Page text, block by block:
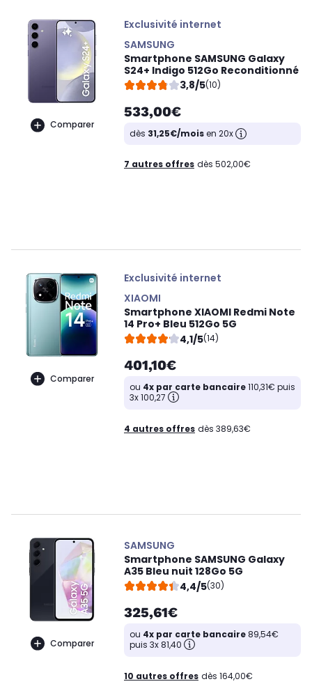
Comparer
Exclusivité internet
SAMSUNG
Smartphone SAMSUNG Galaxy
S24+ Indigo 512Go Reconditionné
3,8/5(10)
533,00€
dès 31,25€/moisen 20x
7 autres offres dès 502,00€
Comparer
Exclusivité internet
XIAOMI
Smartphone XIAOMI Redmi Note
14 Pro+ Bleu 512Go 5G
4,1/5(14)
401,10€
ou 4x par carte bancaire110,31€ puis
3x 100,27
4 autres offres dès 389,63€
Comparer
SAMSUNG
Smartphone SAMSUNG Galaxy
A35 Bleu nuit 128Go 5G
4,4/5(30)
325,61€
ou 4x par carte bancaire89,54€
puis 3x 81,40
10 autres offres dès 164,00€